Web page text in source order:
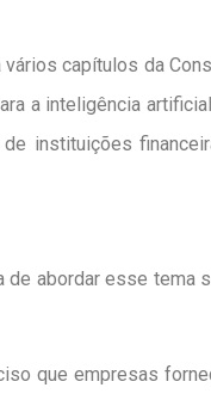
capítulos da
a inteligência
instituições
de abordar esse tema
que empresas